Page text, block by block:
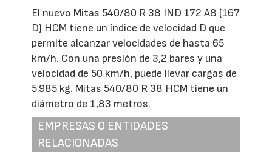
El nuevo Mitas 540/80 R 38 IND 172 A8 (167
D) HCM tiene un índice de velocidad D que
permite alcanzar velocidades de hasta 65
km/h. Con una presión de 3,2 bares y una
velocidad de 50 km/h, puede llevar cargas de
5.985 kg. Mitas 540/80 R 38 HCM tiene un
diámetro de 1,83 metros.
EMPRESAS O ENTIDADES
RELACIONADAS